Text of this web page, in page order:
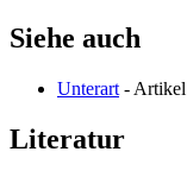
Siehe auch
Unterart - Artikel
Literatur